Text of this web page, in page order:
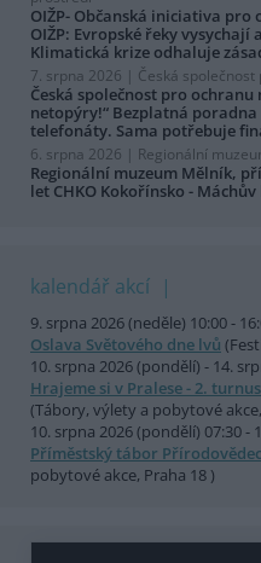
OIŽP- Občanská iniciativa
OIŽP: Evropské řeky vysychají
Klimatická krize odhaluje
7. srpna 2026 | Česká
Česká společnost pro
netopýry!“ Bezplatná poradna
telefonáty. Sama potřebuje
6. srpna 2026 | Regionální
Regionální muzeum Mělník,
let CHKO Kokořínsko -
kalendář akcí
9. srpna 2026 (neděle) 10:00 -
Oslava Světového dne lvů
10. srpna 2026 (pondělí) - 14.
Hrajeme si v Pralese - 2.
(Tábory, výlety a pobytové
10. srpna 2026 (pondělí) 07:30 -
Příměstský tábor
pobytové akce, Praha 18 )